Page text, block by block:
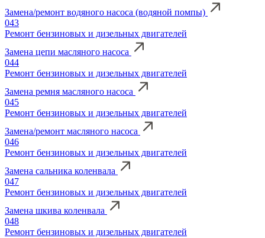
Замена/ремонт водяного насоса (водяной помпы)
043
Ремонт бензиновых и дизельных двигателей
Замена цепи масляного насоса
044
Ремонт бензиновых и дизельных двигателей
Замена ремня масляного насоса
045
Ремонт бензиновых и дизельных двигателей
Замена/ремонт масляного насоса
046
Ремонт бензиновых и дизельных двигателей
Замена сальника коленвала
047
Ремонт бензиновых и дизельных двигателей
Замена шкива коленвала
048
Ремонт бензиновых и дизельных двигателей